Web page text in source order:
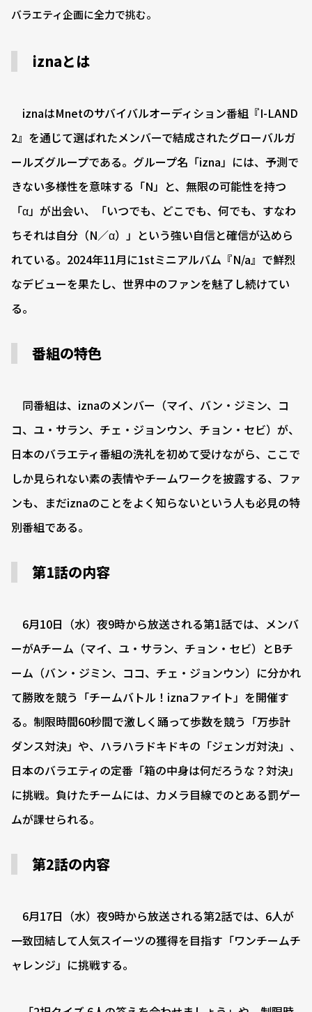
バラエティ企画に全力で挑む。
iznaとは
iznaはMnetのサバイバルオーディション番組『I-LAND
2』を通じて選ばれたメンバーで結成されたグローバルガ
ールズグループである。グループ名「izna」には、予測で
きない多様性を意味する「N」と、無限の可能性を持つ
「α」が出会い、「いつでも、どこでも、何でも、すなわ
ちそれは自分（N／α）」という強い自信と確信が込めら
れている。2024年11月に1stミニアルバム『N/a』で鮮烈
なデビューを果たし、世界中のファンを魅了し続けてい
る。
番組の特色
同番組は、iznaのメンバー（マイ、バン・ジミン、コ
コ、ユ・サラン、チェ・ジョンウン、チョン・セビ）が、
日本のバラエティ番組の洗礼を初めて受けながら、ここで
しか見られない素の表情やチームワークを披露する、ファ
ンも、まだiznaのことをよく知らないという人も必見の特
別番組である。
第1話の内容
6月10日（水）夜9時から放送される第1話では、メンバ
ーがAチーム（マイ、ユ・サラン、チョン・セビ）とBチ
ーム（バン・ジミン、ココ、チェ・ジョンウン）に分かれ
て勝敗を競う「チームバトル！iznaファイト」を開催す
る。制限時間60秒間で激しく踊って歩数を競う「万歩計
ダンス対決」や、ハラハラドキドキの「ジェンガ対決」、
日本のバラエティの定番「箱の中身は何だろうな？対決」
に挑戦。負けたチームには、カメラ目線でのとある罰ゲー
ムが課せられる。
第2話の内容
6月17日（水）夜9時から放送される第2話では、6人が
一致団結して人気スイーツの獲得を目指す「ワンチームチ
ャレンジ」に挑戦する。